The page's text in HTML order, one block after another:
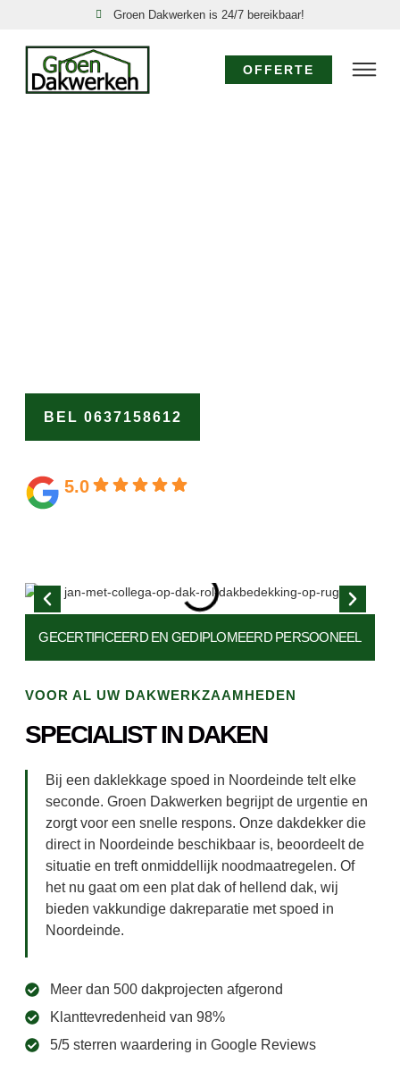
Groen Dakwerken is 24/7 bereikbaar!
OFFERTE
BEL 0637158612
5.0
GECERTIFICEERD EN GEDIPLOMEERD PERSOONEEL
VOOR AL UW DAKWERKZAAMHEDEN
SPECIALIST IN DAKEN
Bij een daklekkage spoed in Noordeinde telt elke
seconde. Groen Dakwerken begrijpt de urgentie en
zorgt voor een snelle respons. Onze dakdekker die
direct in Noordeinde beschikbaar is, beoordeelt de
situatie en treft onmiddellijk noodmaatregelen. Of
het nu gaat om een plat dak of hellend dak, wij
bieden vakkundige dakreparatie met spoed in
Noordeinde.
Meer dan 500 dakprojecten afgerond
Klanttevredenheid van 98%
5/5 sterren waardering in Google Reviews